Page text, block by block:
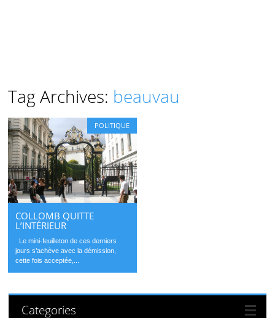
Tag Archives: beauvau
POLITIQUE
COLLOMB QUITTE
L’INTÉRIEUR
Le mini-feuilleton de ces derniers
jours s’achève avec la démission,
cette fois acceptée,...
Categories